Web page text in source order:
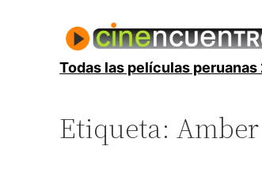
contenidoTodas las películas peruanas
Etiqueta: